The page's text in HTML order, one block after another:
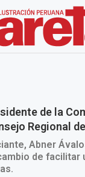
de la
Regional
Abner
de facilitar